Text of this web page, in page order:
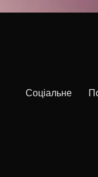
Соціальне